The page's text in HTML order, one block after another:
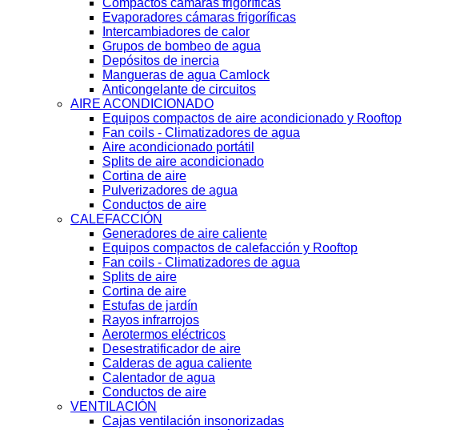
Compactos cámaras frigoríficas
Evaporadores cámaras frigoríficas
Intercambiadores de calor
Grupos de bombeo de agua
Depósitos de inercia
Mangueras de agua Camlock
Anticongelante de circuitos
AIRE ACONDICIONADO
Equipos compactos de aire acondicionado y Rooftop
Fan coils - Climatizadores de agua
Aire acondicionado portátil
Splits de aire acondicionado
Cortina de aire
Pulverizadores de agua
Conductos de aire
CALEFACCIÓN
Generadores de aire caliente
Equipos compactos de calefacción y Rooftop
Fan coils - Climatizadores de agua
Splits de aire
Cortina de aire
Estufas de jardín
Rayos infrarrojos
Aerotermos eléctricos
Desestratificador de aire
Calderas de agua caliente
Calentador de agua
Conductos de aire
VENTILACIÓN
Cajas ventilación insonorizadas